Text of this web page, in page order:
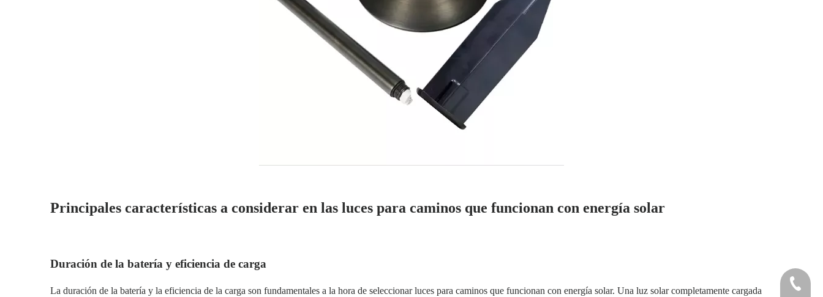
Principales características a considerar en las luces para caminos que funcionan con energía solar
Duración de la batería y eficiencia de carga
La duración de la batería y la eficiencia de la carga son fundamentales a la hora de seleccionar luces para caminos que funcionan con energía solar. Una luz solar completamente cargada
+86 551